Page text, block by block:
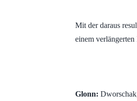
Mit der daraus
einem
Glonn: